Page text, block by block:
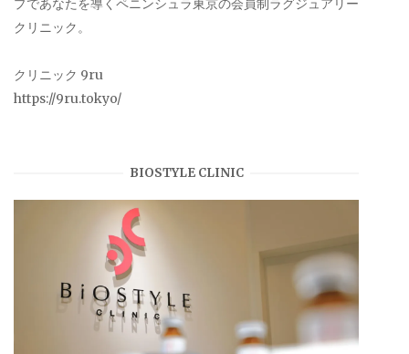
プであなたを導くペニンシュラ東京の会員制ラグジュアリー
クリニック。
クリニック 9ru
https://9ru.tokyo/
BIOSTYLE CLINIC